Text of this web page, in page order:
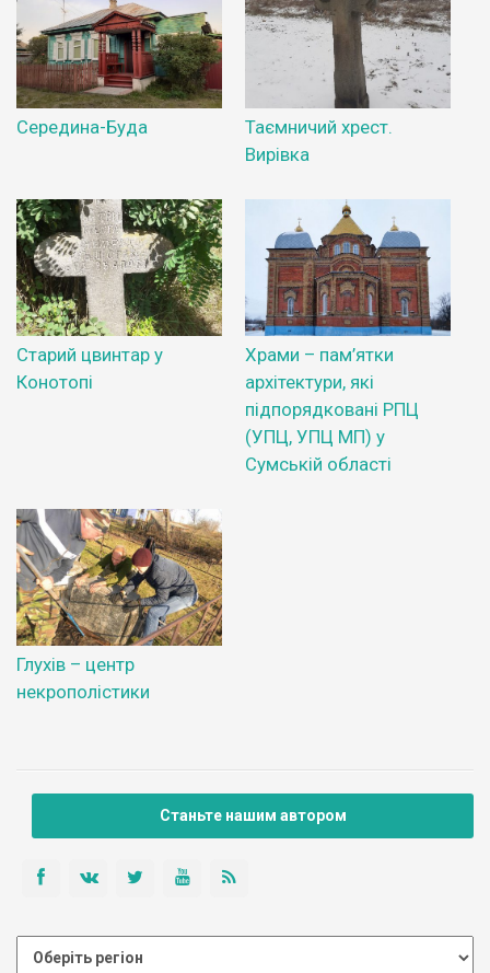
Середина-Буда
Таємничий хрест.
Вирівка
Старий цвинтар у
Конотопі
Храми – пам’ятки
архітектури, які
підпорядковані РПЦ
(УПЦ, УПЦ МП) у
Сумській області
Глухів – центр
некрополістики
Станьте нашим автором